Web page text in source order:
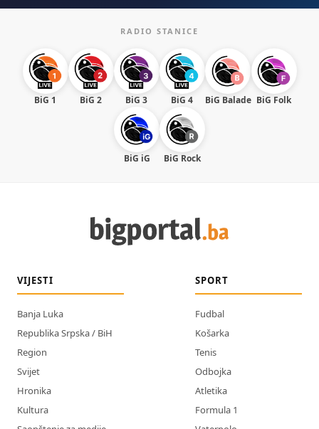
RADIO STANICE
BiG 1 BiG 2 BiG 3 BiG 4 BiG Balade BiG Folk
BiG iG BiG Rock
VIJESTI
Banja Luka
Republika Srpska / BiH
Region
Svijet
Hronika
Kultura
SPORT
Fudbal
Košarka
Tenis
Odbojka
Atletika
Formula 1